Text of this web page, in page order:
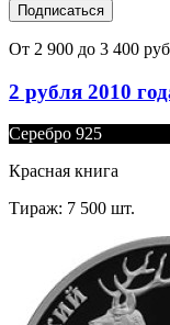
Подписаться
От 2 900 до 3 400
2 рубля 2010
Серебро 925
Красная книга
Тираж: 7 500 шт.